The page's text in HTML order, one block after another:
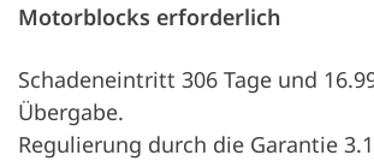
Motorblocks erforderlich
Schadeneintritt 306 Tage und
Übergabe.
Regulierung durch die Garantie